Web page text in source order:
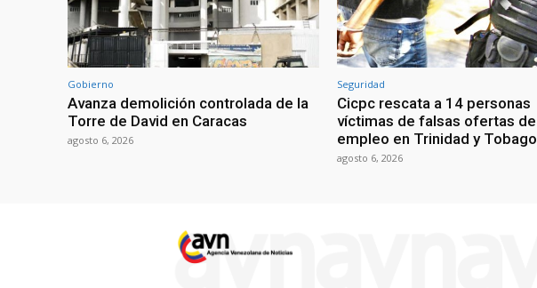
Gobierno
Avanza demolición controlada de la
Torre de David en Caracas
agosto 6, 2026
Seguridad
Cicpc rescata a 14 personas
víctimas de falsas ofertas de
empleo en Trinidad y Tobago
agosto 6, 2026